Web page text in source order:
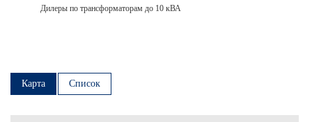
Дилеры по трансформаторам до 10 кВА
Карта Список